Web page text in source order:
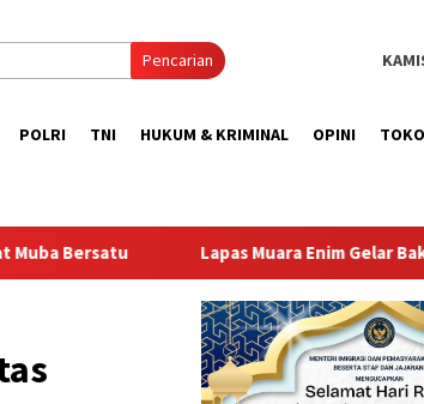
Pencarian
POLRI TNI HUKUM & KRIMINAL OPINI
Enim Gelar Bakti Sosial Donor Darah dalam